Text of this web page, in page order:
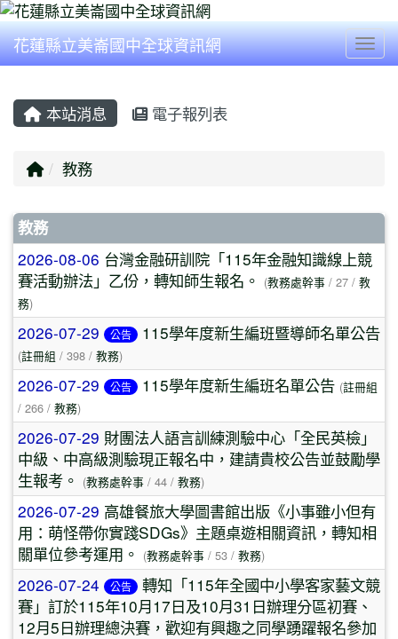
花蓮縣立美崙國中全球資訊網
本站消息 電子報列表
回首頁
教務
文章列表
教務
2026-08-06 台灣金融研訓院「115年金融知識線上競
賽活動辦法」乙份，轉知師生報名。 (教務處幹事 / 27 / 教
務)
2026-07-29 公告 115學年度新生編班暨導師名單公告
(註冊組 / 398 / 教務)
2026-07-29 公告 115學年度新生編班名單公告 (註冊組
/ 266 / 教務)
2026-07-29 財團法人語言訓練測驗中心「全民英檢」
中級、中高級測驗現正報名中，建請貴校公告並鼓勵學
生報考。 (教務處幹事 / 44 / 教務)
2026-07-29 高雄餐旅大學圖書館出版《小事雖小但有
用：萌怪帶你實踐SDGs》主題桌遊相關資訊，轉知相
關單位參考運用。 (教務處幹事 / 53 / 教務)
2026-07-24 公告
轉知「115年全國中小學客家藝文競
賽」訂於115年10月17日及10月31日辦理分區初賽、
12月5日辦理總決賽，歡迎有興趣之同學踴躍報名參加